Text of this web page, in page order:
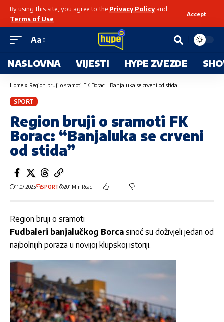
By using this site, you agree to the Privacy Policyand
Terms of Use
Accept
Aa
NASLOVNA VIJESTI HYPE ZVEZDE
Home » Region bruji o sramoti FK Borac: “Banjaluka se crveni od stida”
SPORT
Region bruji o sramoti FK
Borac: “Banjaluka se crveni
od stida”
11.07.2025 SPORT 201 Min Read
Region bruji o sramoti
Fudbaleri banjalučkog Borca sinoć su doživjeli jedan od
najbolnijih poraza u novijoj klupskoj istoriji.